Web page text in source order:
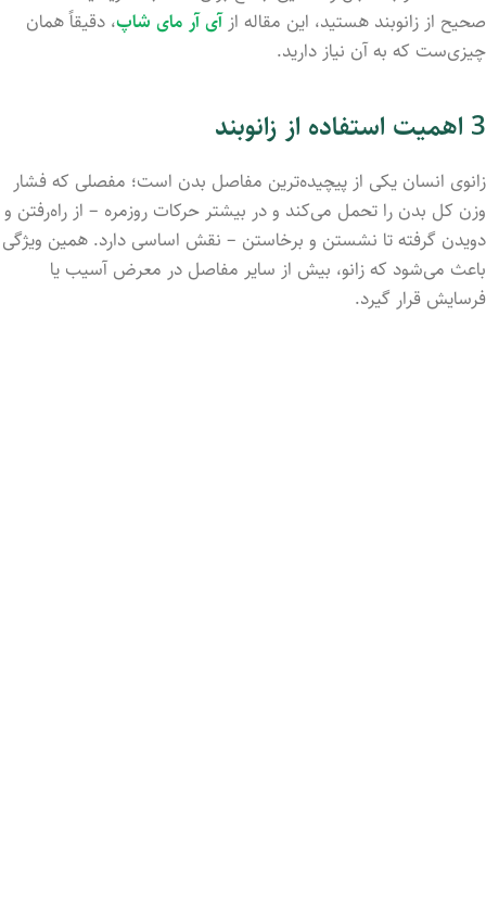
صحیح از زانوبند هستید، این مقاله ازآی آر مای شاپ، دقیقاً همان
چیزی‌ست که به آن نیاز دارید.
3 اهمیت استفاده از زانوبند
زانوی انسان یکی از پیچیده‌ترین مفاصل بدن است؛ مفصلی که فشار
وزن کل بدن را تحمل می‌کند و در بیشتر حرکات روزمره – از راه‌رفتن و
دویدن گرفته تا نشستن و برخاستن – نقش اساسی دارد. همین ویژگی
باعث می‌شود که زانو، بیش از سایر مفاصل در معرض آسیب یا
فرسایش قرار گیرد.